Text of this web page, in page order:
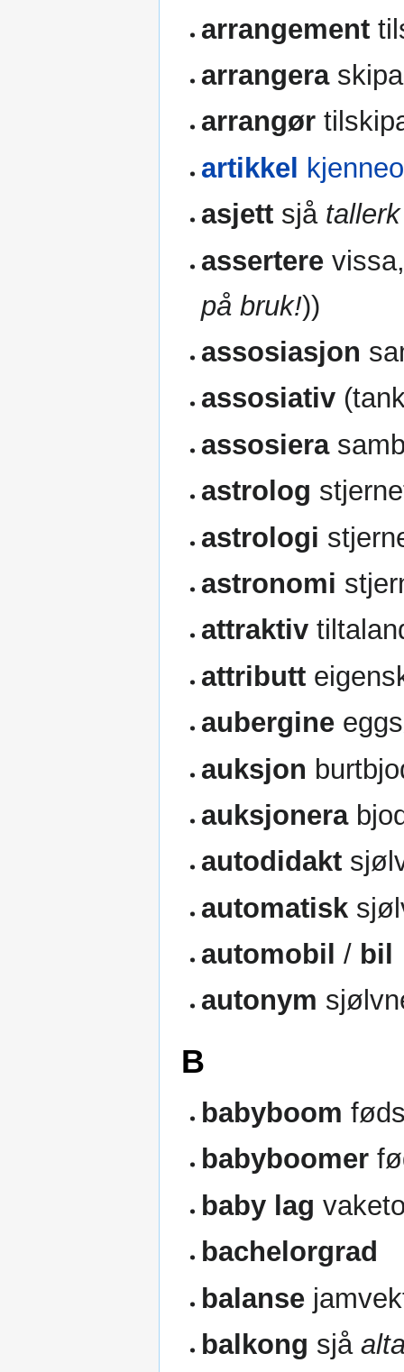
arrangement
arrangera
arrangør
artikkel
asjett sjå tallerk
assertere
på bruk!))
assosiasjon
assosiativ
assosiera
astrolog
astrologi
astronomi
attraktiv
attributt
aubergine
auksjon
auksjonera
autodidakt
automatisk
automobil / bil
autonym
B
babyboom
babyboomer
baby lag
bachelorgrad
balanse
balkong sjå